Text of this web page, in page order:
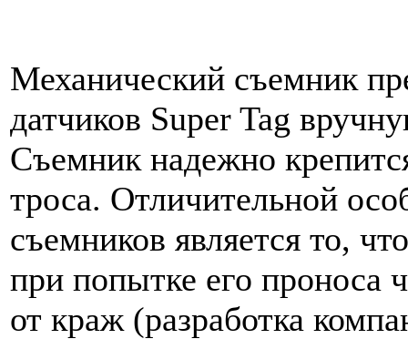
Механический съемник
датчиков Super Tag
Съемник надежно
троса. Отличительной
съемников является то,
при попытке его проноса
от краж (разработка